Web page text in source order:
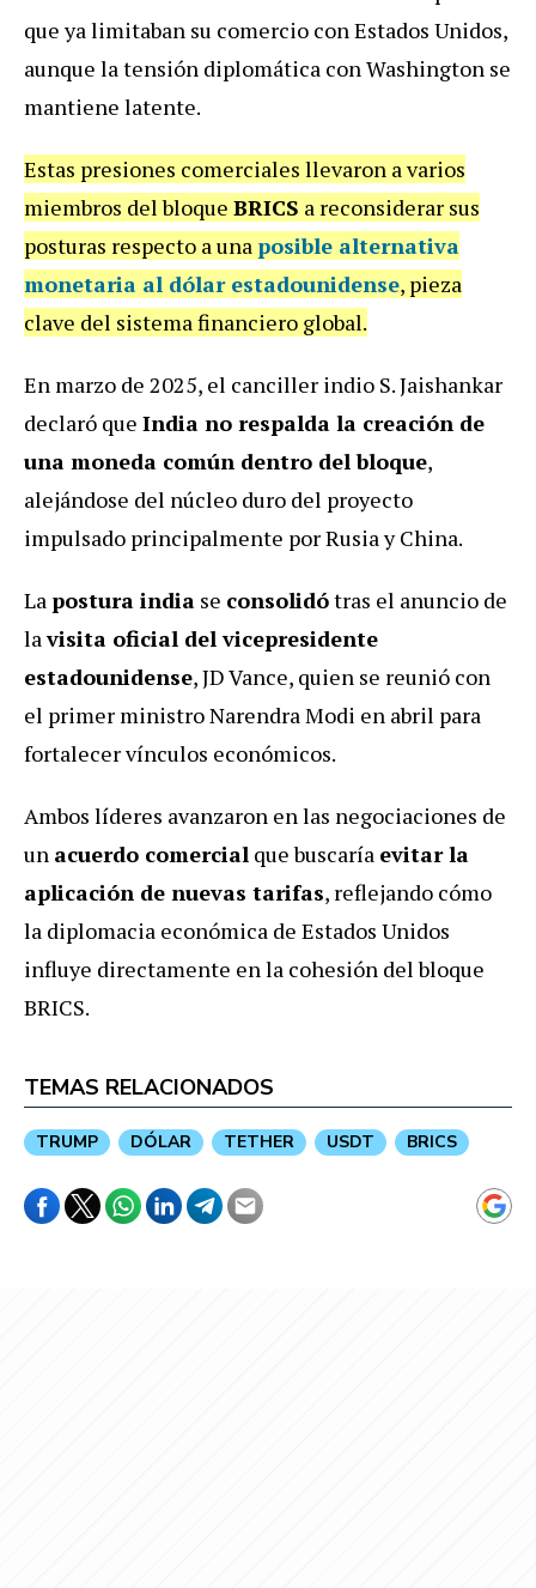
que ya limitaban su comercio con Estados Unidos,
aunque la tensión diplomática con Washington se
mantiene latente.
Estas presiones comerciales llevaron a varios
miembros del bloque BRICS a reconsiderar sus
posturas respecto a unaposible alternativa
monetaria al dólar estadounidense, pieza
clave del sistema financiero global.
En marzo de 2025, el canciller indio S. Jaishankar
declaró que India no respalda la creación de
una moneda común dentro del bloque,
alejándose del núcleo duro del proyecto
impulsado principalmente por Rusia y China.
Lapostura india se consolidótras el anuncio de
lavisita oficial del vicepresidente
estadounidense, JD Vance, quien se reunió con
el primer ministro Narendra Modi en abril para
fortalecer vínculos económicos.
Ambos líderes avanzaron en las negociaciones de
un acuerdo comercial que buscaría evitar la
aplicación de nuevas tarifas, reflejando cómo
la diplomacia económica de Estados Unidos
influye directamente en la cohesión del bloque
BRICS.
TEMAS RELACIONADOS
TRUMP DÓLAR TETHER USDT BRICS